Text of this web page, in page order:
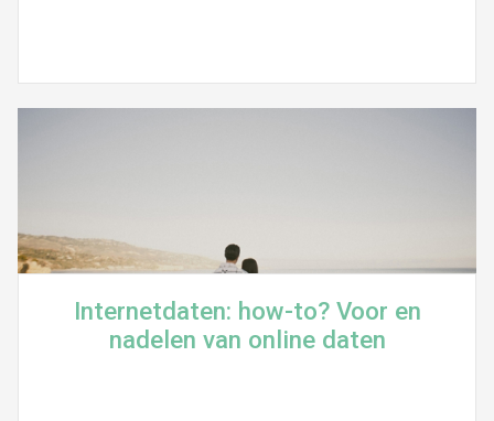
Internetdaten: how-to? Voor en
nadelen van online daten